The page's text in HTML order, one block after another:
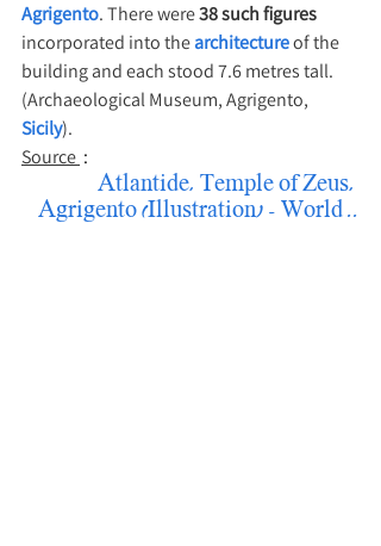
Agrigento. There were 38 such figures
incorporated into the architecture of the
building and each stood 7.6 metres tall.
(Archaeological Museum, Agrigento,
Sicily).
Source :
Atlantide, Temple of Zeus,
Agrigento (Illustration) - World ..